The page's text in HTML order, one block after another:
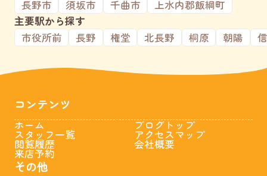
長野市
須坂市 千曲市
上水内郡飯綱町
主要駅から探す
市役所前
長野 権堂 北長野 桐原 朝陽
コンテンツ
ホーム
スタッフ一覧
閲覧履歴
来店予約
ブログトップ
アクセスマップ
会社概要
その他